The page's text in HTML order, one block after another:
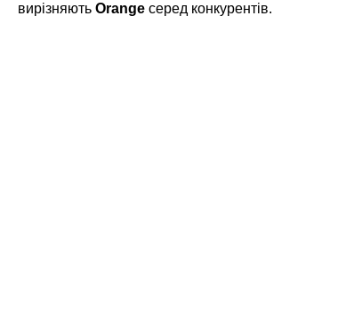
вирізняють Orange серед конкурентів.